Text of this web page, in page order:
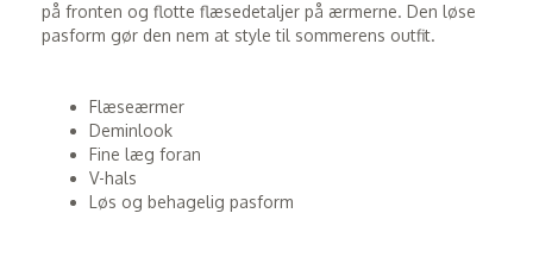
på fronten og flotte flæsedetaljer på ærmerne. Den løse
pasform gør den nem at style til sommerens outfit.
Flæseærmer
Deminlook
Fine læg foran
V-hals
Løs og behagelig pasform